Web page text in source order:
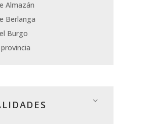
Almazán
Berlanga
Burgo